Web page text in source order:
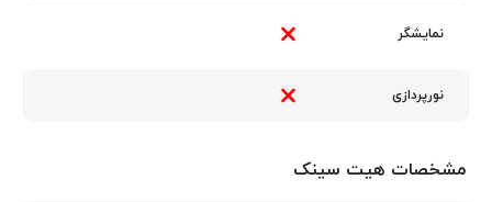
نمایشگر
نورپردازی
مشخصات هیت سینک